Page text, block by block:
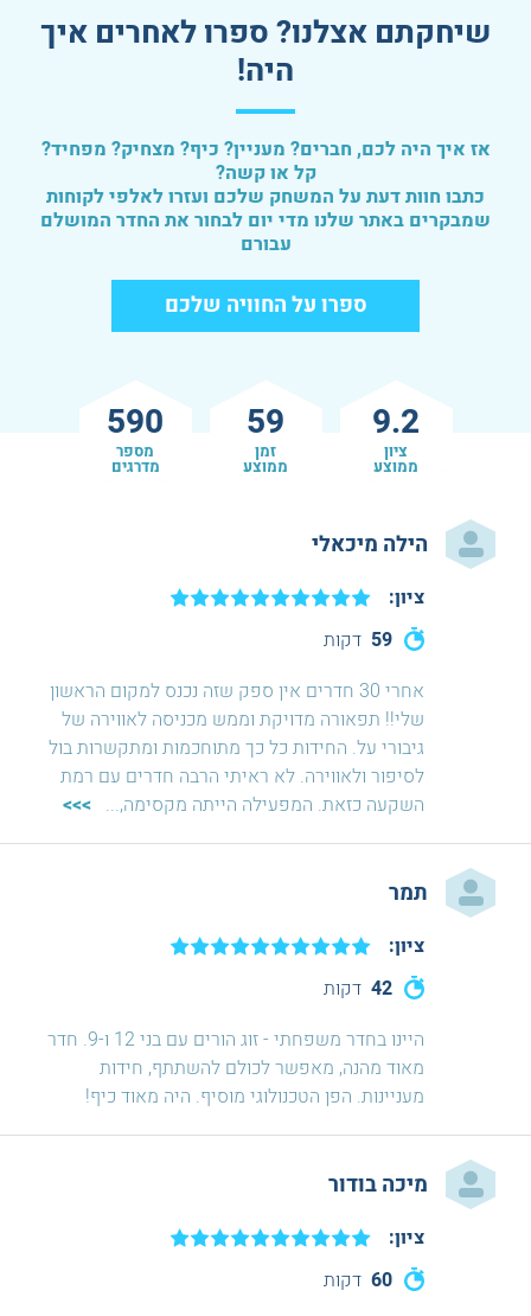
שיחקתם אצלנו? ספרו לאחרים איך
היה!
אז איך היה לכם, חברים? מעניין? כיף? מצחיק? מפחיד?
קל או קשה?
כתבו חוות דעת על המשחק שלכם ועזרו לאלפי לקוחות
שמבקרים באתר שלנו מדי יום לבחור את החדר המושלם
עבורם
ספרו על החוויה שלכם
הילה מיכאלי
59 דקות
ציון:
אחרי 30 חדרים אין ספק שזה נכנס למקום הראשון
שלי!! תפאורה מדויקת וממש מכניסה לאווירה של
גיבורי על. החידות כל כך מתוחכמות ומתקשרות בול
לסיפור ולאווירה. לא ראיתי הרבה חדרים עם רמת
השקעה כזאת. המפעילה הייתה מקסימה,...
>>>
תמר
42 דקות
ציון:
היינו בחדר משפחתי - זוג הורים עם בני 12 ו-9. חדר
מאוד מהנה, מאפשר לכולם להשתתף, חידות
מעניינות. הפן הטכנולוגי מוסיף. היה מאוד כיף!
מיכה בודור
60 דקות
ציון:
9.2
ציון
ממוצע
59
זמן
ממוצע
590
מספר
מדרגים